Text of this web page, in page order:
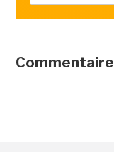
Commentaire